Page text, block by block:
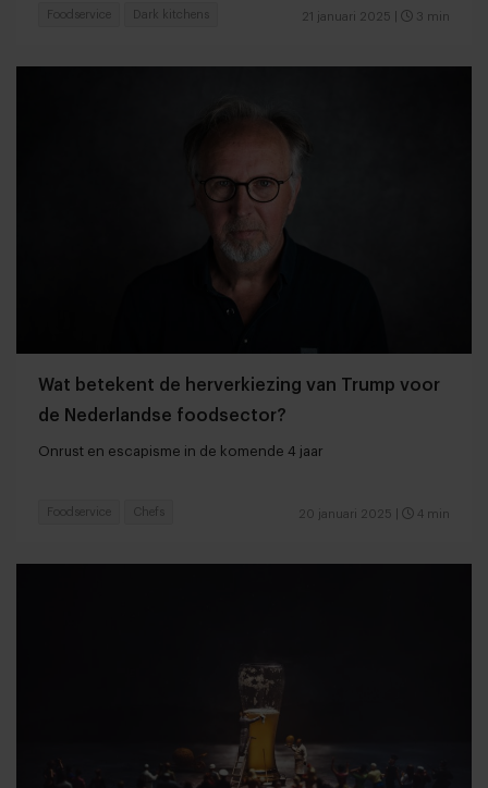
21 januari 2025 3 min
Foodservice Dark kitchens
Wat betekent de herverkiezing van Trump voor
de Nederlandse foodsector?
Onrust en escapisme in de komende 4 jaar
20 januari 2025 4 min
Foodservice Chefs